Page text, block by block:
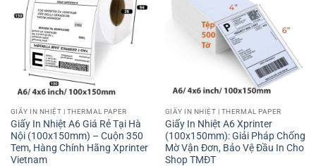
GIẤY IN NHIỆT | THERMAL PAPER
Giấy In Nhiệt A6 Giá Rẻ Tại Hà
Nội (100x150mm) – Cuộn 350
Tem, Hàng Chính Hãng Xprinter
Vietnam
GIẤY IN NHIỆT | THERMAL PAPER
Giấy In Nhiệt A6 Xprinter
(100x150mm): Giải Pháp Chống
Mờ Vận Đơn, Bảo Vệ Đầu In Cho
Shop TMĐT